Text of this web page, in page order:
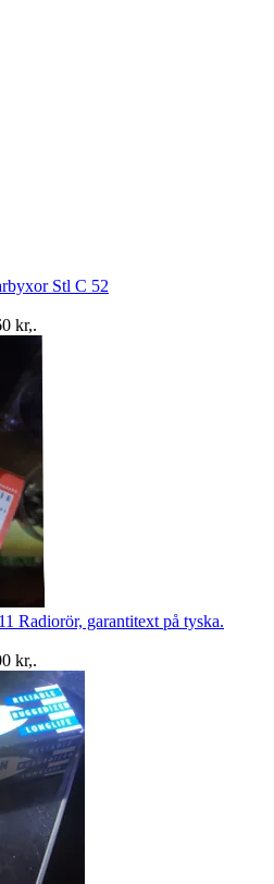
Stl C 52
kr,.
Radiorör, garantitext på tyska.
kr,.